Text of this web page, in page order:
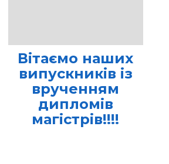
Вітаємо наших
випускників із
врученням
дипломів
магістрів!!!!